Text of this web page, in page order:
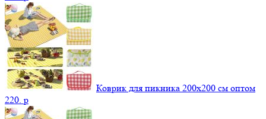
Коврик для пикника 200х200 см оптом
220. p